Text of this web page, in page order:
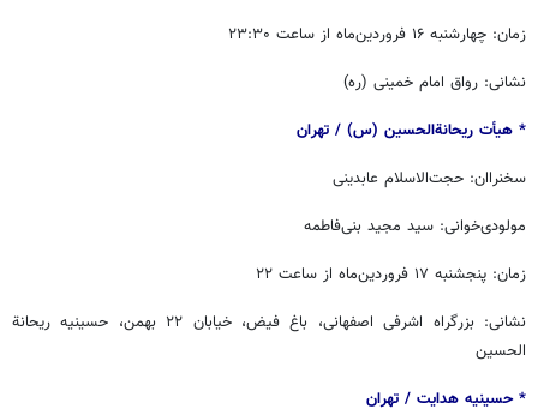
زمان: چهارشنبه ۱۶ فروردین‌ماه از ساعت ۲۳:۳۰
نشانی: رواق امام خمینی (ره)
* هیأت ریحانةالحسین (س) / ‏‬تهران
سخنراان: حجت‌الاسلام عابدینی
مولودی‌خوانی: سید مجید بنی‌فاطمه
زمان: پنجشنبه ۱۷ فروردین‌ماه از ساعت ۲۲
نشانی: بزرگراه اشرفی اصفهانی، باغ فیض، خیابان ۲۲ بهمن، حسینیه ریحانة
الحسین
* حسینیه هدایت / ‏‬تهران